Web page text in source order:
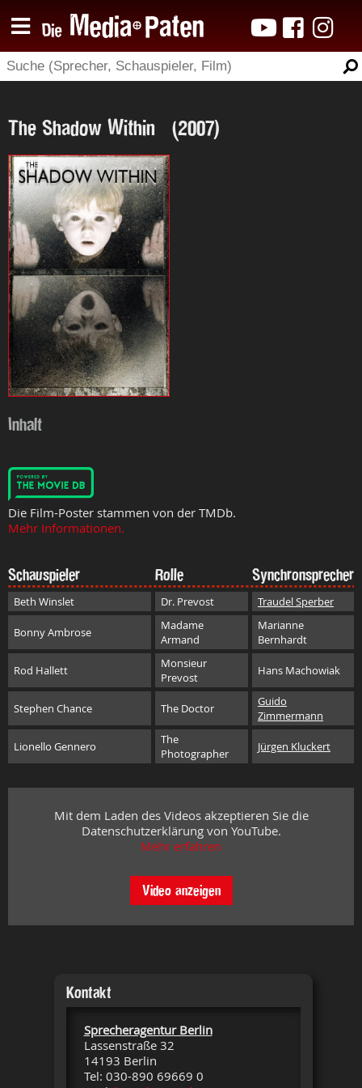
The Shadow Within (2007)
Inhalt
Die Film-Poster stammen von der TMDb.
Mehr Informationen.
Schauspieler Rolle Synchronsprecher
Beth Winslet Dr. Prevost Traudel Sperber
Bonny Ambrose
Madame
Armand
Marianne
Bernhardt
Rod Hallett
Monsieur
Prevost
Hans Machowiak
Stephen Chance The Doctor
Guido
Zimmermann
Lionello Gennero
The
Photographer
Jürgen Kluckert
Mit dem Laden des Videos akzeptieren Sie die
Datenschutzerklärung von YouTube.
Mehr erfahren
Video anzeigen
Kontakt
Sprecheragentur Berlin
Lassenstraße 32
14193 Berlin
Tel: 030-890 69669 0